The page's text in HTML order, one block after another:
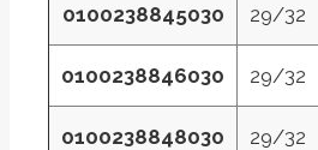
0100238845030 29/32
0100238846030 29/32
0100238848030 29/32